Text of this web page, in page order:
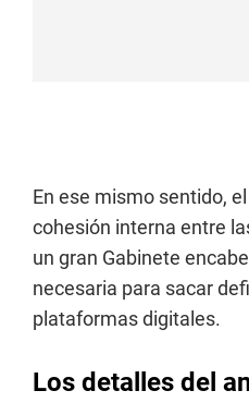
En ese mismo sentido,
cohesión interna entre
un gran Gabinete
necesaria para sacar
plataformas digitales.
Los detalles del